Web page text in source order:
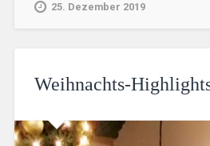
25. Dezember 2019
Weihnachts-